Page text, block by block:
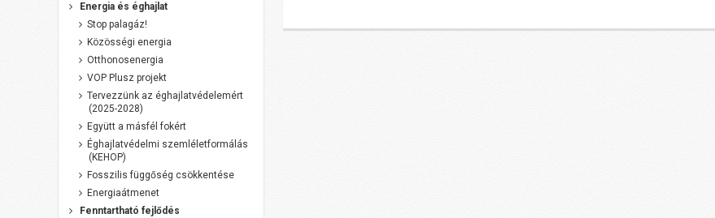
Energia és éghajlat
Stop palagáz!
Közösségi energia
Otthonosenergia
VOP Plusz projekt
Tervezzünk az éghajlatvédelemért
(2025-2028)
Együtt a másfél fokért
Éghajlatvédelmi szemléletformálás
(KEHOP)
Fosszilis függőség csökkentése
Energiaátmenet
Fenntartható fejlődés